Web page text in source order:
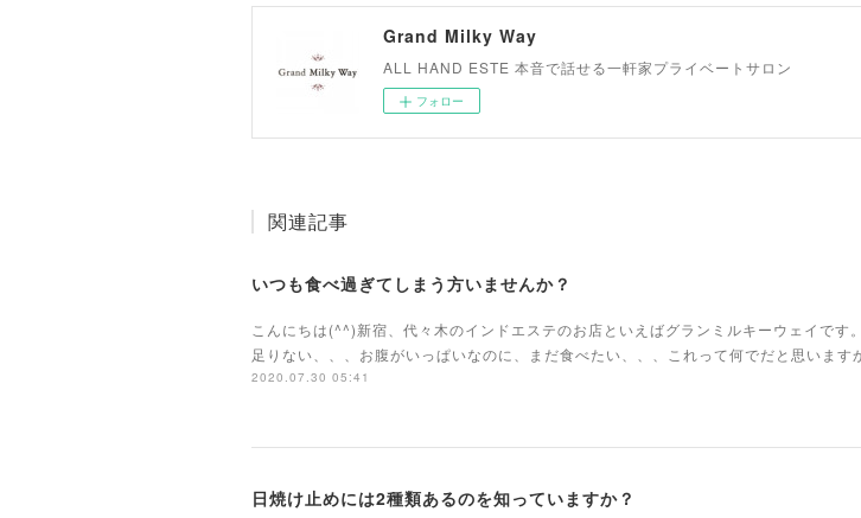
Grand Milky Way
ALL HAND ESTE 本音で話せる一軒家プライベートサロン
フォロー
関連記事
いつも食べ過ぎてしまう方いませんか？
こんにちは(^^)新宿、代々木のインドエステのお店といえばグランミルキーウェイです
足りない、、、お腹がいっぱいなのに、まだ食べたい、、、これって何でだと思いま
2020.07.30 05:41
日焼け止めには2種類あるのを知っていますか？